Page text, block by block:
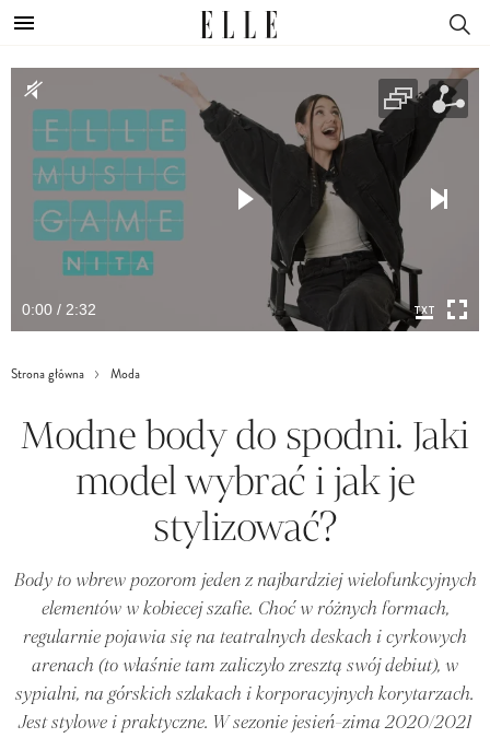
0:00 / 2:32
Strona główna Moda
Modne body do spodni. Jaki
model wybrać i jak je
stylizować?
Body to wbrew pozorom jeden z najbardziej wielofunkcyjnych
elementów w kobiecej szafie. Choć w różnych formach,
regularnie pojawia się na teatralnych deskach i cyrkowych
arenach (to właśnie tam zaliczyło zresztą swój debiut), w
sypialni, na górskich szlakach i korporacyjnych korytarzach.
Jest stylowe i praktyczne. W sezonie jesień-zima 2020/2021